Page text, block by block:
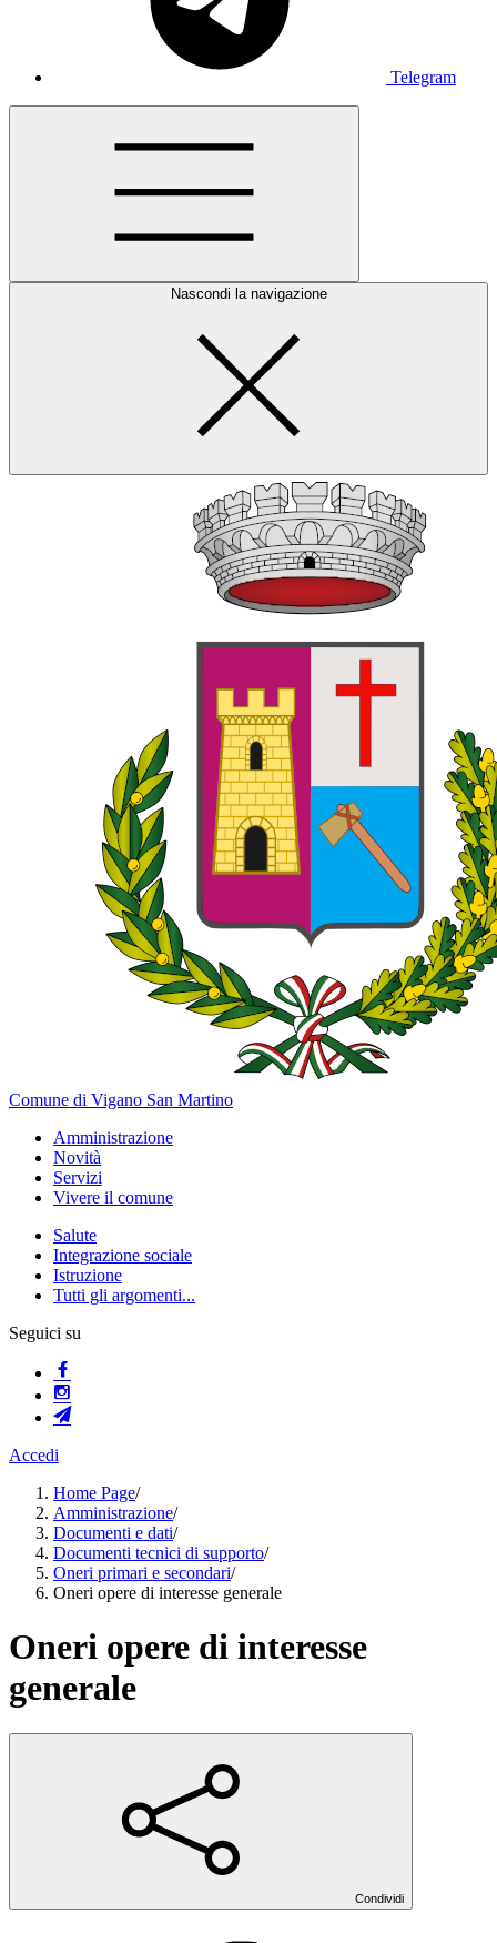
Telegram
Nascondi la navigazione
Comune di Vigano San Martino
Amministrazione
Novità
Servizi
Vivere il comune
Salute
Integrazione sociale
Istruzione
Tutti gli argomenti...
Seguici su
Accedi
Home Page/
Amministrazione/
Documenti e dati/
Documenti tecnici di supporto/
Oneri primari e secondari/
Oneri opere di interesse generale
Oneri opere di interesse
generale
Condividi